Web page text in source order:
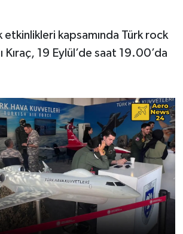
etkinlikleri kapsamında Türk rock
Kıraç, 19 Eylül’de saat 19.00’da